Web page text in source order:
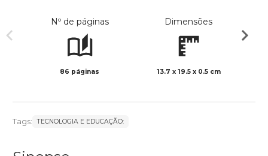
Nº de páginas
86 páginas
Dimensões
13.7 x 19.5 x 0.5 cm
Tags: TECNOLOGIA E EDUCAÇÃO: